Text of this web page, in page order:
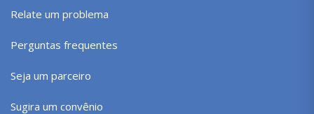
Relate um problema
Perguntas frequentes
Seja um parceiro
Sugira um convênio